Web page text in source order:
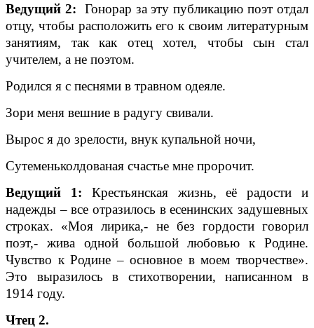
Ведущий 2:
Гонорар за эту публикацию поэт отдал
отцу, чтобы расположить его к своим литературным
занятиям, так как отец хотел, чтобы сын стал
учителем, а не поэтом.
Родился я с песнями в травном одеяле.
Зори меня вешние в радугу свивали.
Вырос я до зрелости, внук купальной ночи,
Сутеменьколдованая счастье мне пророчит.
Ведущий 1: Крестьянская жизнь, её радости и
надежды – все отразилось в есенинских задушевных
строках. «Моя лирика,- не без гордости говорил
поэт,- жива одной большой любовью к Родине.
Чувство к Родине – основное в моем творчестве».
Это выразилось в стихотворении, написанном в
1914 году.
Чтец 2.